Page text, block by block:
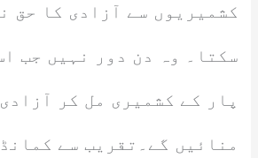
کشمیریوں سے آزادی کا حق
سکتا۔ وہ دن دور نہیں جب
پار کے کشمیری مل کر
منائیں گے۔تقریب سے